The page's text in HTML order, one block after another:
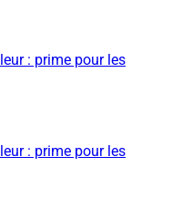
: prime pour les
: prime pour les